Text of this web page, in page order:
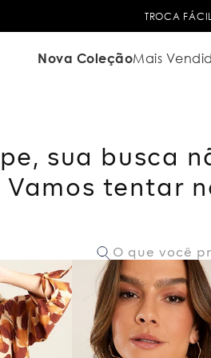
TROCA FÁCIL
Nova ColeçãoMais
sua busca
Vamos tentar